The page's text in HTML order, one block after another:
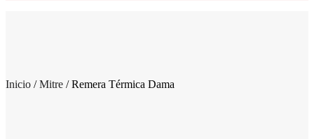
Inicio /Mitre / Remera Térmica Dama